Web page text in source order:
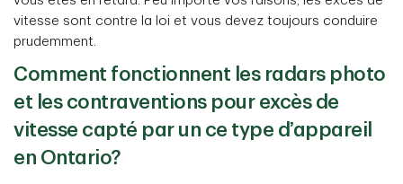
vitesse sont contre la loi et vous devez toujours conduire
prudemment.
Comment fonctionnent les radars photo
et les contraventions pour excès de
vitesse capté par un ce type d’appareil
en Ontario?